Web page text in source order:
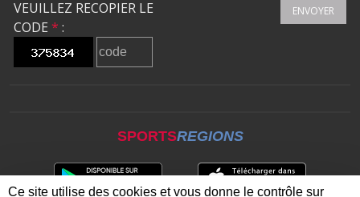
VEUILLEZ RECOPIER LE
CODE * :
ENVOYER
SPORTSREGIONS
Ce site utilise des cookies et vous donne le contrôle sur